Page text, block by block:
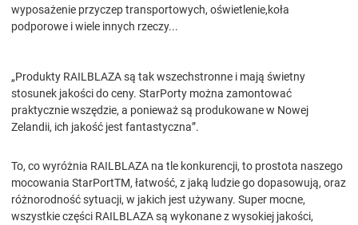
wyposażenie przyczep transportowych, oświetlenie,koła
podporowe i wiele innych rzeczy...
„Produkty RAILBLAZA są tak wszechstronne i mają świetny
stosunek jakości do ceny. StarPorty można zamontować
praktycznie wszędzie, a ponieważ są produkowane w Nowej
Zelandii, ich jakość jest fantastyczna”.
To, co wyróżnia RAILBLAZA na tle konkurencji, to prostota naszego
mocowania StarPortTM, łatwość, z jaką ludzie go dopasowują, oraz
różnorodność sytuacji, w jakich jest używany. Super mocne,
wszystkie części RAILBLAZA są wykonane z wysokiej jakości,